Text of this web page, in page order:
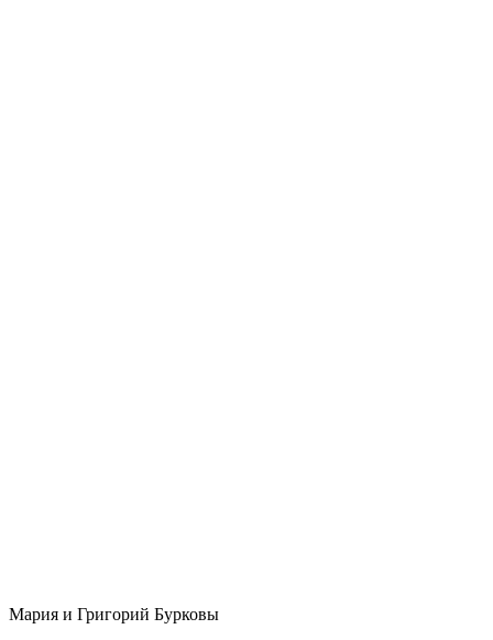
Мария и Григорий Бурковы